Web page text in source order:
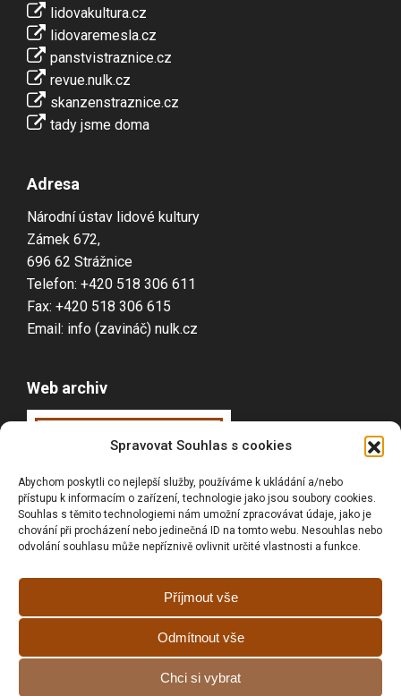
Spravovat Souhlas s cookies
Abychom poskytli co nejlepší služby, používáme k ukládání a/nebo
přístupu k informacím o zařízení, technologie jako jsou soubory cookies.
Souhlas s těmito technologiemi nám umožní zpracovávat údaje, jako je
chování při procházení nebo jedinečná ID na tomto webu. Nesouhlas nebo
odvolání souhlasu může nepříznivě ovlivnit určité vlastnosti a funkce.
Příjmout vše
Odmítnout vše
Chci si vybrat
lidovakultura.cz
lidovaremesla.cz
panstvistraznice.cz
revue.nulk.cz
skanzenstraznice.cz
tady jsme doma
Adresa
Národní ústav lidové kultury
Zámek 672,
696 62 Strážnice
Telefon: +420 518 306 611
Fax: +420 518 306 615
Email: info (zavináč) nulk.cz
Web archiv
Webarchivováno
ČR
Vyhledávání
Prohlášní o přístupnosti
Zásady cookies (EU)